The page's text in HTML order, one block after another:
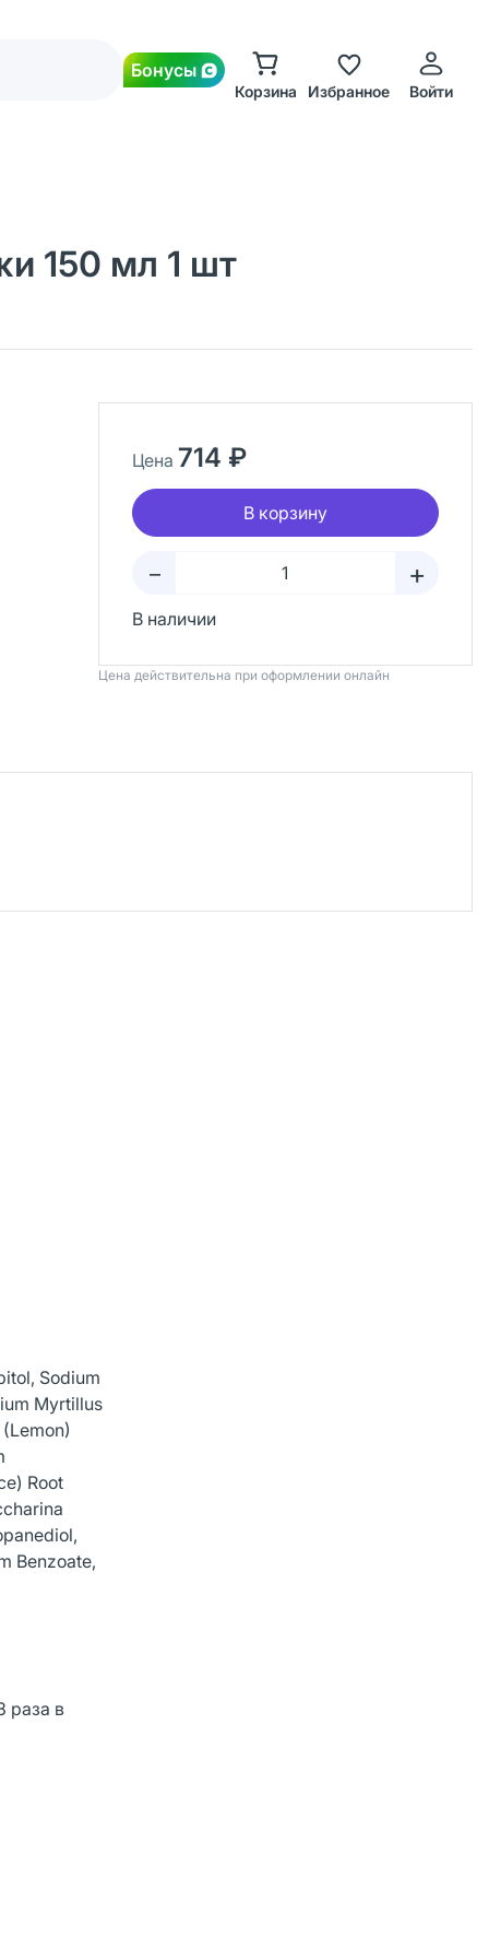
Бонусы
Корзина Избранное Войти
150 мл 1 шт
Цена 714 ₽
В корзину
– +
В наличии
Цена действительна при оформлении онлайн
Sodium
Myrtillus
Root
Benzoate,
раза в